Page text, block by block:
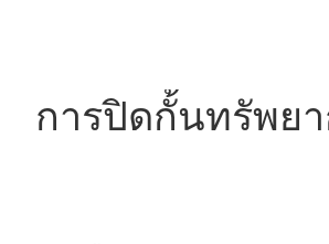
การปิดกั้นทรัพย